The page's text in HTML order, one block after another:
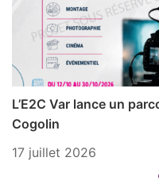
L’E2C Var lance un
Cogolin
17 juillet 2026